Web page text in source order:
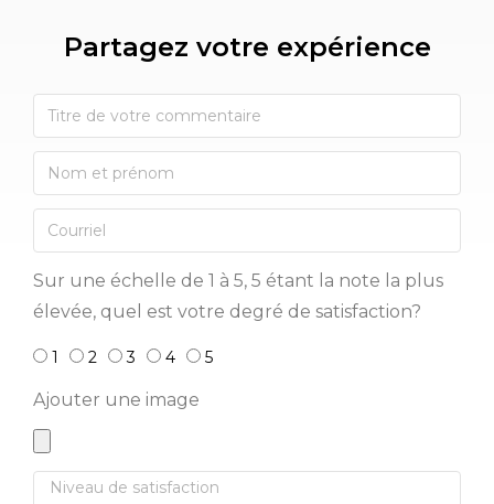
Partagez votre expérience​
Sur une échelle de 1 à 5, 5 étant la note la plus
élevée, quel est votre degré de satisfaction?
1 2 3 4 5
Ajouter une image